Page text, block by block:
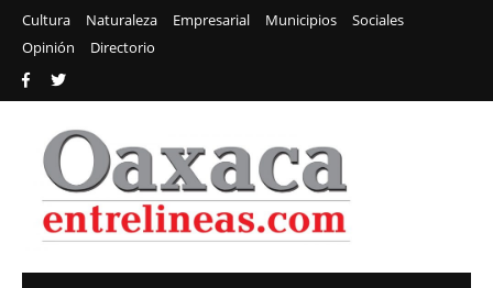
Cultura Naturaleza Empresarial Municipios
Sociales
Opinión
Directorio